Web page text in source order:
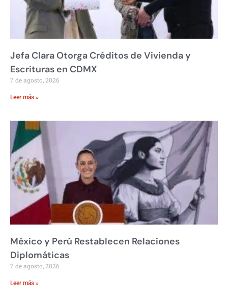
Jefa Clara Otorga Créditos de Vivienda y
Escrituras en CDMX
7 de agosto, 2026
Leer más »
México y Perú Restablecen Relaciones
Diplomáticas
7 de agosto, 2026
Leer más »